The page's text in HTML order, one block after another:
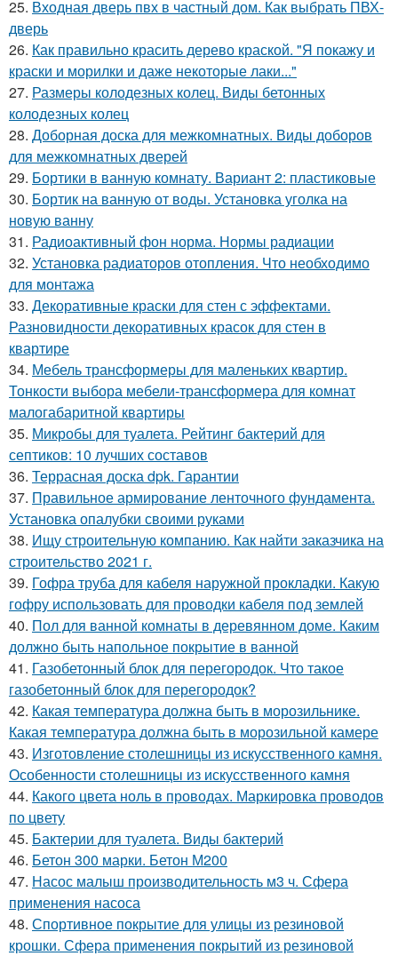
25. Входная дверь пвх в частный дом. Как выбрать ПВХ-
дверь
26. Как правильно красить дерево краской. "Я покажу и
краски и морилки и даже некоторые лаки..."
27. Размеры колодезных колец. Виды бетонных
колодезных колец
28. Доборная доска для межкомнатных. Виды доборов
для межкомнатных дверей
29. Бортики в ванную комнату. Вариант 2: пластиковые
30. Бортик на ванную от воды. Установка уголка на
новую ванну
31. Радиоактивный фон норма. Нормы радиации
32. Установка радиаторов отопления. Что необходимо
для монтажа
33. Декоративные краски для стен с эффектами.
Разновидности декоративных красок для стен в
квартире
34. Мебель трансформеры для маленьких квартир.
Тонкости выбора мебели-трансформера для комнат
малогабаритной квартиры
35. Микробы для туалета. Рейтинг бактерий для
септиков: 10 лучших составов
36. Террасная доска dpk. Гарантии
37. Правильное армирование ленточного фундамента.
Установка опалубки своими руками
38. Ищу строительную компанию. Как найти заказчика на
строительство 2021 г.
39. Гофра труба для кабеля наружной прокладки. Какую
гофру использовать для проводки кабеля под землей
40. Пол для ванной комнаты в деревянном доме. Каким
должно быть напольное покрытие в ванной
41. Газобетонный блок для перегородок. Что такое
газобетонный блок для перегородок?
42. Какая температура должна быть в морозильнике.
Какая температура должна быть в морозильной камере
43. Изготовление столешницы из искусственного камня.
Особенности столешницы из искусственного камня
44. Какого цвета ноль в проводах. Маркировка проводов
по цвету
45. Бактерии для туалета. Виды бактерий
46. Бетон 300 марки. Бетон М200
47. Насос малыш производительность м3 ч. Сфера
применения насоса
48. Спортивное покрытие для улицы из резиновой
крошки. Сфера применения покрытий из резиновой